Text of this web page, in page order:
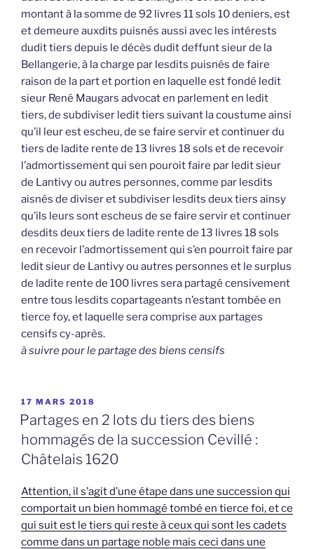
montant à la somme de 92 livres 11 sols 10 deniers, est
et demeure auxdits puisnés aussi avec les intérests
dudit tiers depuis le décès dudit deffunt sieur de la
Bellangerie, à la charge par lesdits puisnés de faire
raison de la part et portion en laquelle est fondé ledit
sieur René Maugars advocat en parlement en ledit
tiers, de subdiviser ledit tiers suivant la coustume ainsi
qu’il leur est escheu, de se faire servir et continuer du
tiers de ladite rente de 13 livres 18 sols et de recevoir
l’admortissement qui sen pouroit faire par ledit sieur
de Lantivy ou autres personnes, comme par lesdits
aisnés de diviser et subdiviser lesdits deux tiers ainsy
qu’ils leurs sont escheus de se faire servir et continuer
desdits deux tiers de ladite rente de 13 livres 18 sols
en recevoir l’admortissement qui s’en pourroit faire par
ledit sieur de Lantivy ou autres personnes et le surplus
de ladite rente de 100 livres sera partagé censivement
entre tous lesdits copartageants n’estant tombée en
tierce foy, et laquelle sera comprise aux partages
censifs cy-après.
à suivre pour le partage des biens censifs
PUBLIÉ
LE
17 MARS 2018
Partages en 2 lots du tiers des biens
hommagés de la succession Cevillé :
Châtelais 1620
Attention, il s’agit d’une étape dans une succession qui
comportait un bien hommagé tombé en tierce foi, et ce
qui suit est le tiers qui reste à ceux qui sont les cadets
comme dans un partage noble mais ceci dans une